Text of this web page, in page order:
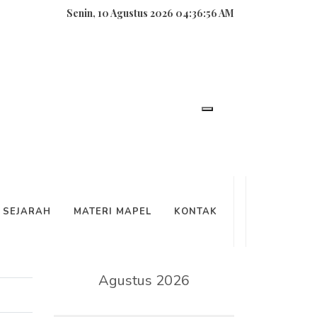
Senin, 10 Agustus 2026 04:36:56 AM
SEJARAH MATERI MAPEL KONTAK
Agustus 2026